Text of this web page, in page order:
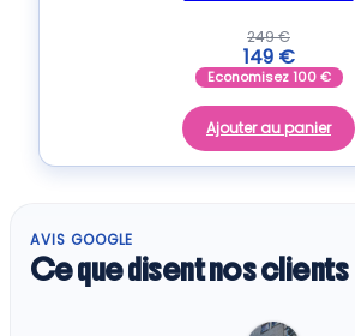
249€
149 €
Economisez100€
Ajouter au panier
AVIS GOOGLE
Ce que disent nos clients